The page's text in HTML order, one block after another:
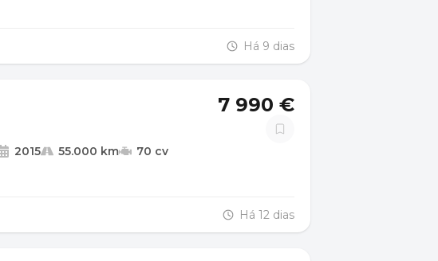
Há 9 dias
7 990 €
2015 55.000 km 70 cv
Há 12 dias